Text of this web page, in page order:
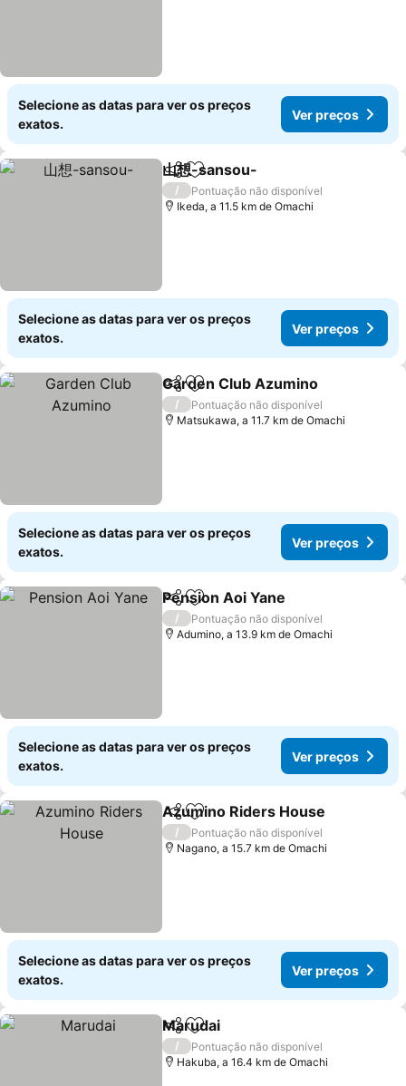
Selecione as datas para ver os preços
exatos.
Ver preços
PartilharAdicionar aos favoritos
山想-sansou-
/
Pontuação não disponível
Ikeda, a 11.5 km de Omachi
Selecione as datas para ver os preços
exatos.
Ver preços
PartilharAdicionar aos favoritos
Garden Club Azumino
/
Pontuação não disponível
Matsukawa, a 11.7 km de Omachi
Selecione as datas para ver os preços
exatos.
Ver preços
PartilharAdicionar aos favoritos
Pension Aoi Yane
/
Pontuação não disponível
Adumino, a 13.9 km de Omachi
Selecione as datas para ver os preços
exatos.
Ver preços
PartilharAdicionar aos favoritos
Azumino Riders House
/
Pontuação não disponível
Nagano, a 15.7 km de Omachi
Selecione as datas para ver os preços
exatos.
Ver preços
PartilharAdicionar aos favoritos
Marudai
/
Pontuação não disponível
Hakuba, a 16.4 km de Omachi